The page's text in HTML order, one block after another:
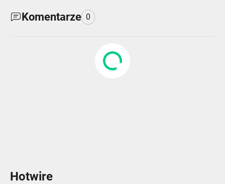
Komentarze 0
Hotwire